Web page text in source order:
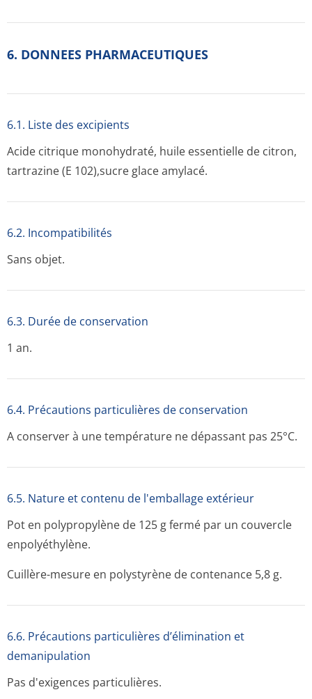
6. DONNEES PHARMACEUTIQUES
6.1. Liste des excipients
Acide citrique monohydraté, huile essentielle de citron,
tartrazine (E 102),sucre glace amylacé.
6.2. Incompati­bilités
Sans objet.
6.3. Durée de conservation
1 an.
6.4. Précautions particulières de conservation
A conserver à une température ne dépassant pas 25°C.
6.5. Nature et contenu de l'emballage extérieur
Pot en polypropylène de 125 g fermé par un couvercle
enpolyéthylène.
Cuillère-mesure en polystyrène de contenance 5,8 g.
6.6. Précautions particulières d’élimination et
demanipulation
Pas d'exigences particulières.